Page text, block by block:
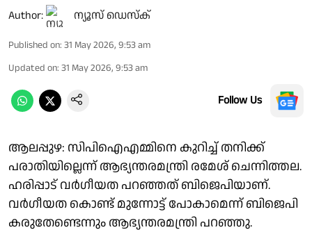
Author: ന്യൂസ് ഡെസ്ക്
Published on: 31 May 2026, 9:53 am
Updated on: 31 May 2026, 9:53 am
Follow Us
ആലപ്പുഴ: സിപിഐഎമ്മിനെ കുറിച്ച് തനിക്ക്
പരാതിയില്ലെന്ന് ആഭ്യന്തരമന്ത്രി രമേശ് ചെന്നിത്തല.
ഹരിപ്പാട് വർഗീയത പറഞ്ഞത് ബിജെപിയാണ്.
വർഗീയത കൊണ്ട് മുന്നോട്ട് പോകാമെന്ന് ബിജെപി
കരുതേണ്ടെന്നും ആഭ്യന്തരമന്ത്രി പറഞ്ഞു.